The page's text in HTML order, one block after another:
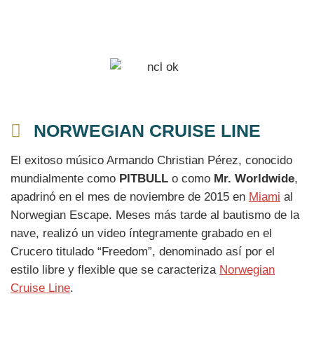
NORWEGIAN CRUISE LINE
El exitoso músico Armando Christian Pérez, conocido
mundialmente como PITBULL o como Mr. Worldwide,
apadrinó en el mes de noviembre de 2015 en Miami al
Norwegian Escape. Meses más tarde al bautismo de la
nave, realizó un video íntegramente grabado en el
Crucero titulado “Freedom”, denominado así por el
estilo libre y flexible que se caracteriza Norwegian
Cruise Line.